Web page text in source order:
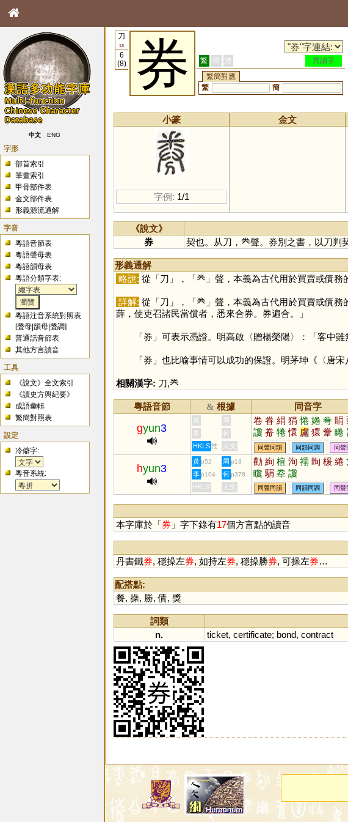
中文 ENG
字形
部首索引
筆畫索引
甲骨部件表
金文部件表
形義源流通解
字音
粵語音節表
粵語聲母表
粵語韻母表
粵語分類字表:
粵語注音系統對照表
[聲母 |韻母 |聲調]
普通話音節表
其他方言讀音
工具
《說文》全文索引
《讀史方輿紀要》
成語彙輯
繁簡對照表
設定
冷僻字:
粵音系統:
刀
18
6
(8)
券 繁 簡 港
異讀字
繁簡對應
繁
簡
小篆
字例: 1/1
金文
《說文》
券
契也。从刀，龹聲。券別之書，以刀判
形義通解
略說: 從「刀 」，「龹 」聲，本義為古代用於買賣或債務
詳解: 從「刀 」，「龹 」聲，本義為古代用於買賣或債
薛，使吏召諸民當償者，悉來合券。券遍合。」
「券 」可表示憑證。明高啟〈贈楊榮陽〉：「客中雖
「券 」也比喻事情可以成功的保證。明茅坤《〈唐
相關漢字: 刀,龹
粵語音節 & 根據 同音字
gyun3
黃 周 卷 眷 絹 狷 惓 婘 弮 睊
讂 觠 犈 懁 鬳 獧 韏 睠
絭 悁 帣
李
何
HKLS 范 人文 同聲同韻 同韻同調 同聲
hyun3
黃 p52 周 p13 勸 絢 楦 洵 禤 眴 楥 綣
矎 駽 牶 讂
李 p104 何 p378
HKLS 人文 同聲同韻 同韻同調 同聲
本字庫於「券 」字下錄有17個方言點的讀音
丹書鐵券, 穩操左券, 如持左券, 穩操勝券, 可操左券…
配搭點:
餐, 操, 勝,債, 獎
詞類
n.
ticket, certificate; bond, contract